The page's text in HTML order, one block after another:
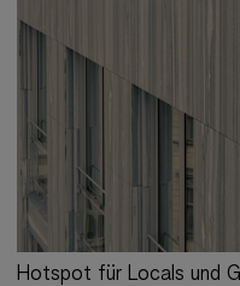
Hotspot für Locals und